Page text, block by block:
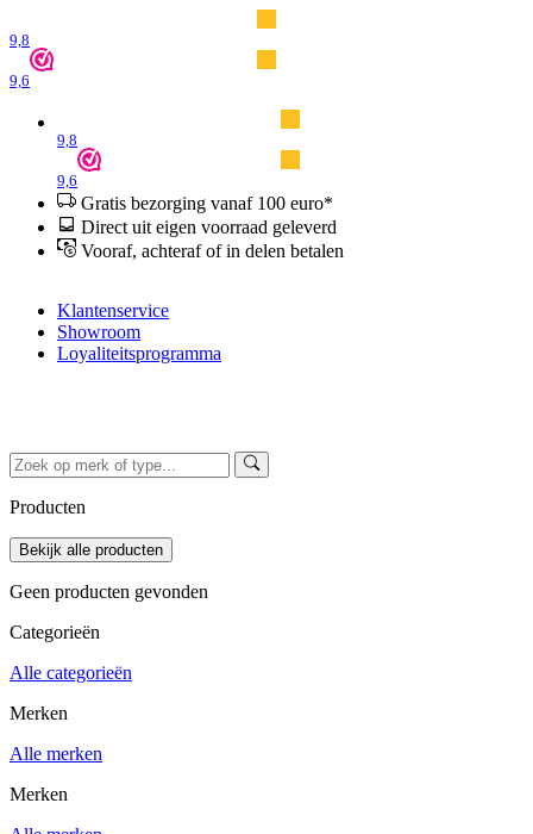
9,8
9,6
9,8
9,6
Gratis bezorging vanaf 100 euro*
Direct uit eigen voorraad geleverd
Vooraf, achteraf of in delen betalen
Klantenservice
Showroom
Loyaliteitsprogramma
Producten
Geen producten gevonden
Categorieën
Alle categorieën
Merken
Alle merken
Merken